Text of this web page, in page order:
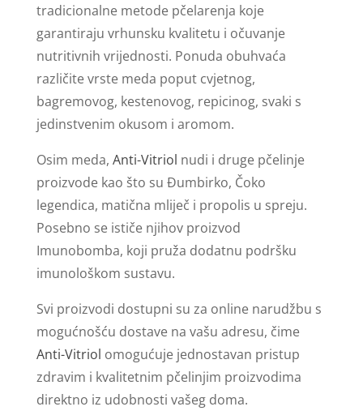
tradicionalne metode pčelarenja koje
garantiraju vrhunsku kvalitetu i očuvanje
nutritivnih vrijednosti. Ponuda obuhvaća
različite vrste meda poput cvjetnog,
bagremovog, kestenovog, repicinog, svaki s
jedinstvenim okusom i aromom.
Osim meda, Anti-Vitriol nudi i druge pčelinje
proizvode kao što su Đumbirko, Čoko
legendica, matična mliječ i propolis u spreju.
Posebno se ističe njihov proizvod
Imunobomba, koji pruža dodatnu podršku
imunološkom sustavu.
Svi proizvodi dostupni su za online narudžbu s
mogućnošću dostave na vašu adresu, čime
Anti-Vitriol omogućuje jednostavan pristup
zdravim i kvalitetnim pčelinjim proizvodima
direktno iz udobnosti vašeg doma.